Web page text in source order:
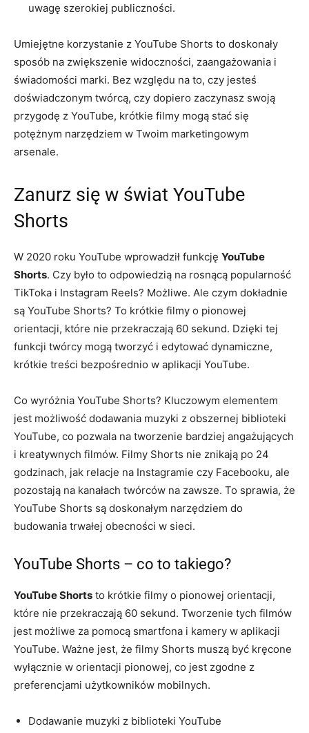
uwagę szerokiej publiczności.
Umiejętne korzystanie z YouTube Shorts to doskonały
sposób na zwiększenie widoczności, zaangażowania i
świadomości marki. Bez względu na to, czy jesteś
doświadczonym twórcą, czy dopiero zaczynasz swoją
przygodę z YouTube, krótkie filmy mogą stać się
potężnym narzędziem w Twoim marketingowym
arsenale.
Zanurz się w świat YouTube
Shorts
W 2020 roku YouTube wprowadził funkcję YouTube
Shorts. Czy było to odpowiedzią na rosnącą popularność
TikToka i Instagram Reels? Możliwe. Ale czym dokładnie
są YouTube Shorts? To krótkie filmy o pionowej
orientacji, które nie przekraczają 60 sekund. Dzięki tej
funkcji twórcy mogą tworzyć i edytować dynamiczne,
krótkie treści bezpośrednio w aplikacji YouTube.
Co wyróżnia YouTube Shorts? Kluczowym elementem
jest możliwość dodawania muzyki z obszernej biblioteki
YouTube, co pozwala na tworzenie bardziej angażujących
i kreatywnych filmów. Filmy Shorts nie znikają po 24
godzinach, jak relacje na Instagramie czy Facebooku, ale
pozostają na kanałach twórców na zawsze. To sprawia, że
YouTube Shorts są doskonałym narzędziem do
budowania trwałej obecności w sieci.
YouTube Shorts – co to takiego?
YouTube Shorts to krótkie filmy o pionowej orientacji,
które nie przekraczają 60 sekund. Tworzenie tych filmów
jest możliwe za pomocą smartfona i kamery w aplikacji
YouTube. Ważne jest, że filmy Shorts muszą być kręcone
wyłącznie w orientacji pionowej, co jest zgodne z
preferencjami użytkowników mobilnych.
Dodawanie muzyki z biblioteki YouTube